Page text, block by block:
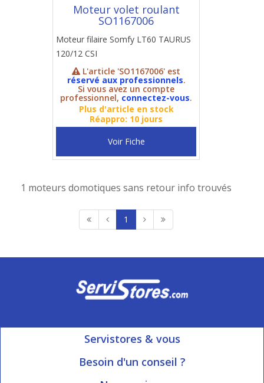
Moteur volet roulant
SO1167006
Moteur filaire Somfy LT60 TAURUS
120/12 CSI
L'article 'SO1167006' est
réservé aux professionnels.
Si vous avez un compte
professionnel, connectez-vous.
Plus d'article en stock
Réappro: 10 jours
Voir Fiche
1 moteurs domotiques sans retour info trouvés
1
Servistores & vous
Mon compte
Besoin d'un conseil ?